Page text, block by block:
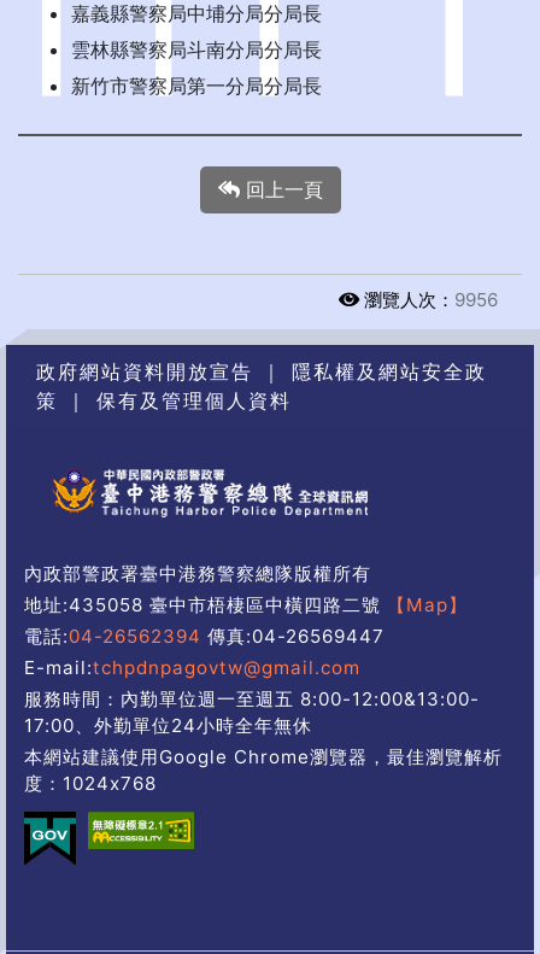
嘉義縣警察局中埔分局分局長
雲林縣警察局斗南分局分局長
新竹市警察局第一分局分局長
回上一頁
瀏覽人次： 9956
政府網站資料開放宣告 ｜ 隱私權及網站安全政
策 ｜ 保有及管理個人資料
內政部警政署臺中港務警察總隊版權所有
地址:435058 臺中市梧棲區中橫四路二號
【Map】
電話:04-26562394 傳真:04-26569447
E-mail:tchpdnpagovtw@gmail.com
服務時間：內勤單位週一至週五 8:00-12:00&13:00-
17:00、外勤單位24小時全年無休
本網站建議使用Google Chrome瀏覽器，最佳瀏覽解析
度：1024x768